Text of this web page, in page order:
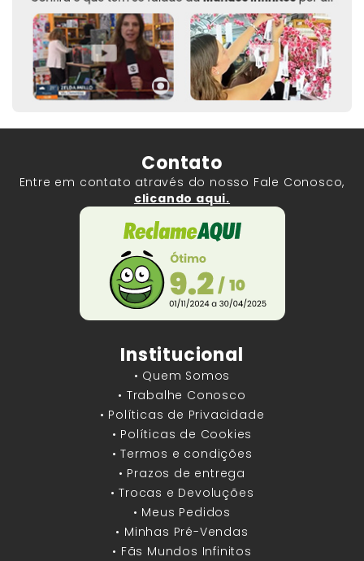
Contato
Entre em contato através do nosso Fale Conosco,
clicando aqui.
Institucional
• Quem Somos
• Trabalhe Conosco
• Políticas de Privacidade
• Políticas de Cookies
• Termos e condições
• Prazos de entrega
• Trocas e Devoluções
• Meus Pedidos
• Minhas Pré-Vendas
• Fãs Mundos Infinitos